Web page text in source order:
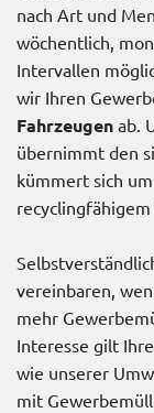
nach Art und
wöchentlich,
Intervallen
wir Ihren
Fahrzeugen ab.
übernimmt den
kümmert sich
vereinbaren,
mehr
Interesse gilt
wie unserer
mit